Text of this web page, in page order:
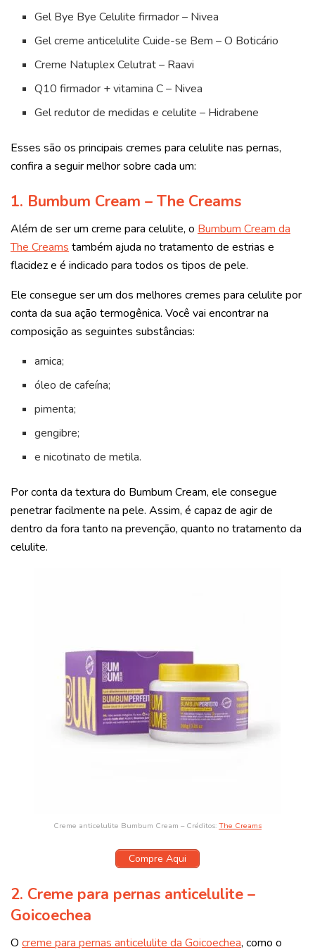
Gel Bye Bye Celulite firmador – Nivea
Gel creme anticelulite Cuide-se Bem – O Boticário
Creme Natuplex Celutrat – Raavi
Q10 firmador + vitamina C – Nivea
Gel redutor de medidas e celulite – Hidrabene
Esses são os principais cremes para celulite nas pernas,
confira a seguir melhor sobre cada um:
1. Bumbum Cream – The Creams
Além de ser um creme para celulite, o Bumbum Cream da
The Creams também ajuda no tratamento de estrias e
flacidez e é indicado para todos os tipos de pele.
Ele consegue ser um dos melhores cremes para celulite por
conta da sua ação termogênica. Você vai encontrar na
composição as seguintes substâncias:
arnica;
óleo de cafeína;
pimenta;
gengibre;
e nicotinato de metila.
Por conta da textura do Bumbum Cream, ele consegue
penetrar facilmente na pele. Assim, é capaz de agir de
dentro da fora tanto na prevenção, quanto no tratamento da
celulite.
Creme anticelulite Bumbum Cream – Créditos: The Creams
Compre Aqui
2. Creme para pernas anticelulite –
Goicoechea
O creme para pernas anticelulite da Goicoechea, como o